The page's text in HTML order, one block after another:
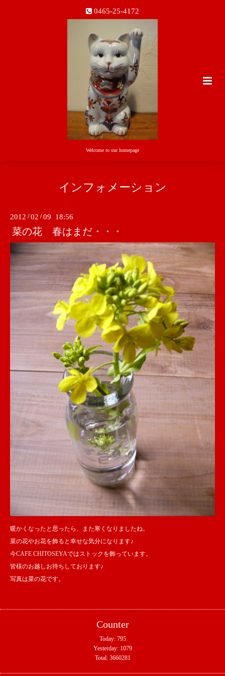
0465-25-4172
Welcome to our homepage
インフォメーション
2012 /02 /09 18:56
菜の花 春はまだ・・・
暖かくなったと思ったら、また寒くなりましたね。
菜の花やお花を飾ると幸せな気分になります♪
今CAFE CHITOSEYAではストックを飾っています。
皆様のお越しお待ちしております♪
写真は菜の花です。
Counter
Today: 795
Yesterday: 1079
Total: 3660281